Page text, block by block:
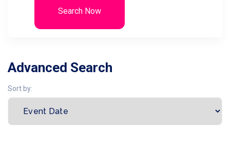
Search Now
Advanced Search
Sort by: